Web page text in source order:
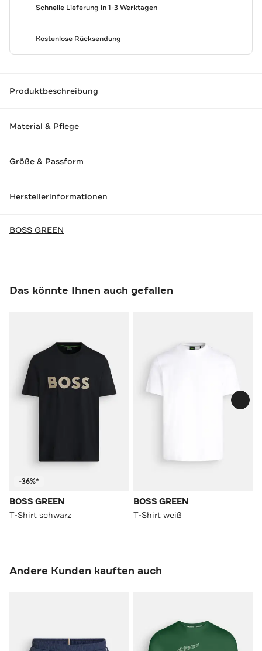
Schnelle Lieferung in 1-3 Werktagen
Kostenlose Rücksendung
Produktbeschreibung
Material & Pflege
Größe & Passform
Herstellerinformationen
BOSS GREEN
Das könnte Ihnen auch gefallen
-36%*
BOSS GREEN
T-Shirt schwarz
BOSS GREEN
T-Shirt weiß
Andere Kunden kauften auch